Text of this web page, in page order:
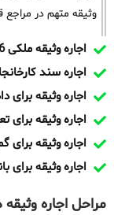
وثیقه متهم در مراجع
اجاره وثیقه ملکی 6 دانگ در بلوک
اجاره سند کارخانجات برای
اجاره وثیقه برای
اجاره وثیقه برای
اجاره وثیقه برای
اجاره وثیقه برای
مراحل اجاره